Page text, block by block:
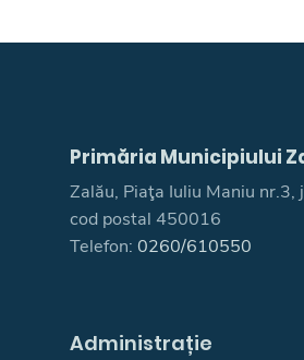
Primăria Municipiului
Zalău, Piaţa Iuliu Maniu nr.3,
cod postal 450016
Telefon: 0260/610550
Administrație